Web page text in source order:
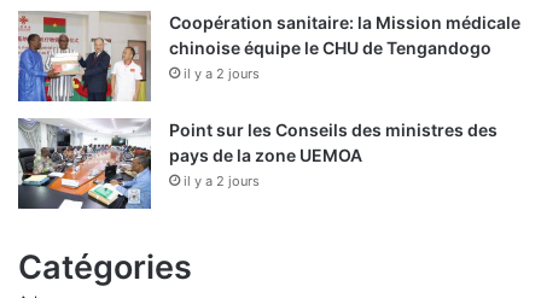
Coopération sanitaire: la Mission médicale
chinoise équipe le CHU de Tengandogo
il y a 2 jours
Point sur les Conseils des ministres des
pays de la zone UEMOA
il y a 2 jours
Catégories